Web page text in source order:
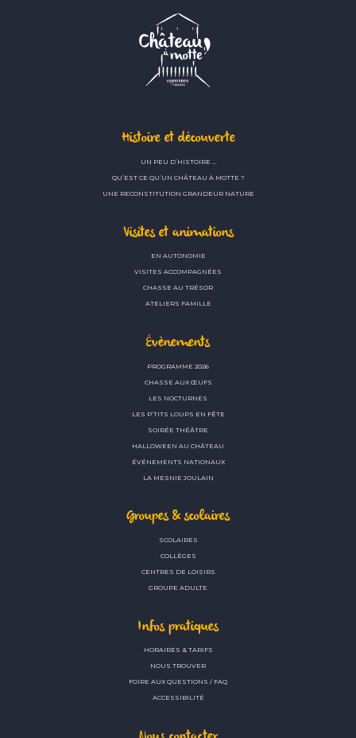
Histoire et découverte
UN PEU D’HISTOIRE …
QU’EST CE QU’UN CHÂTEAU À MOTTE ?
UNE RECONSTITUTION GRANDEUR NATURE
Visites et animations
EN AUTONOMIE
VISITES ACCOMPAGNÉES
CHASSE AU TRÉSOR
ATELIERS FAMILLE
Évènements
PROGRAMME 2026
CHASSE AUX ŒUFS
LES NOCTURNES
LES P’TITS LOUPS EN FÊTE
SOIRÉE THÉÂTRE
HALLOWEEN AU CHÂTEAU
ÉVÉNEMENTS NATIONAUX
LA MESNIE JOULAIN
Groupes & scolaires
SCOLAIRES
COLLÈGES
CENTRES DE LOISIRS
GROUPE ADULTE
Infos pratiques
HORAIRES & TARIFS
NOUS TROUVER
FOIRE AUX QUESTIONS / FAQ
ACCESSIBILITÉ